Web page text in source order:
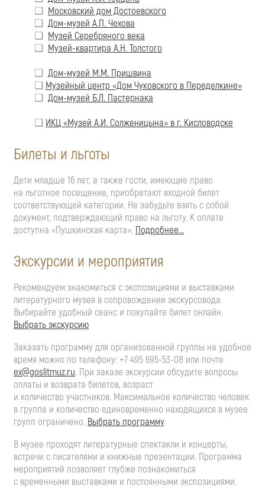
Московский дом Достоевского
Дом-музей А.П. Чехова
Музей Серебряного века
Музей-квартира А.Н. Толстого
Дом-музей М.М. Пришвина
Музейный центр «Дом Чуковского в Переделкине»
Дом-музей Б.Л. Пастернака
ИКЦ «Музей А.И. Солженицына» в г. Кисловодске
Билеты и льготы
Дети младше 16 лет, а также гости, имеющие право
на льготное посещение, приобретают входной билет
соответствующей категории. Не забудьте взять с собой
документ, подтверждающий право на льготу. К оплате
доступна «Пушкинская карта». Подробнее...
Экскурсии и мероприятия
Рекомендуем знакомиться с экспозициями и выставками
литературного музея в сопровождении экскурсовода.
Выбирайте удобный сеанс и покупайте билет онлайн.
Выбрать экскурсию
Заказать программу для организованной группы на удобное
время можно по телефону: +7 495 695-53-08 или почте
ex@goslitmuz.ru. При заказе экскурсии обсудите вопросы
оплаты и возврата билетов, возраст
и количество участников. Максимальное количество человек
в группе и количество единовременно находящихся в музее
групп ограничено. Выбрать программу
В музее проходят литературные спектакли и концерты,
встречи с писателями и книжные презентации. Программа
мероприятий позволяет глубже познакомиться
с временными выставками и постоянными экспозициями.